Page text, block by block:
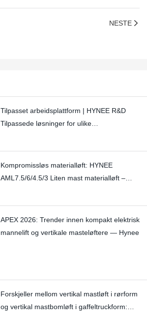
NESTE
Tilpasset arbeidsplattform | HYNEE R&D
Tilpassede løsninger for ulike
Kompromissløs materialløft: HYNEE
AML7.5/6/4.5/3 Liten mast materialløft –
APEX 2026: Trender innen kompakt elektrisk
mannelift og vertikale masteløftere — Hynee
Forskjeller mellom vertikal mastløft i rørform
og vertikal mastbomløft i gaffeltruckform: